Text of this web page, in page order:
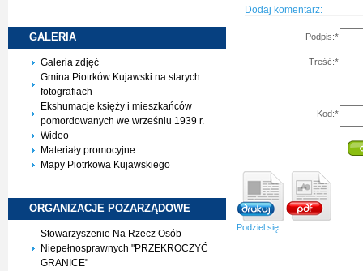
GALERIA
Galeria zdjęć
Gmina Piotrków Kujawski na starych
fotografiach
Ekshumacje księży i mieszkańców
pomordowanych we wrześniu 1939 r.
Wideo
Materiały promocyjne
Mapy Piotrkowa Kujawskiego
ORGANIZACJE POZARZĄDOWE
Stowarzyszenie Na Rzecz Osób
Niepełnosprawnych "PRZEKROCZYĆ
GRANICE"
Dodaj komentarz:
Podpis:*
Treść:*
Kod:*
Podziel się